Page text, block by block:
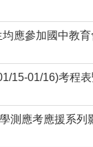
均應參加國中教
15-01/16)考程
測應考應援系列